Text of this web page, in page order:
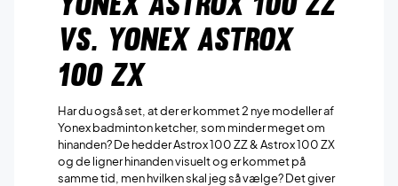
vs. Yonex Astrox
100 ZX
Har du også set, at der er kommet 2 nye modeller af
Yonex badminton ketcher, som minder meget om
hinanden? De hedder Astrox 100 ZZ & Astrox 100 ZX
og de ligner hinanden visuelt og er kommet på
samme tid, men hvilken skal jeg så vælge? Det giver